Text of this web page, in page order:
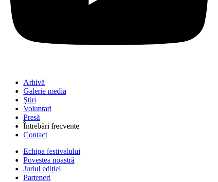
Arhivă
Galerie media
Știri
Voluntari
Presă
Întrebări frecvente
Contact
Echipa festivalului
Povestea noastră
Juriul ediției
Parteneri